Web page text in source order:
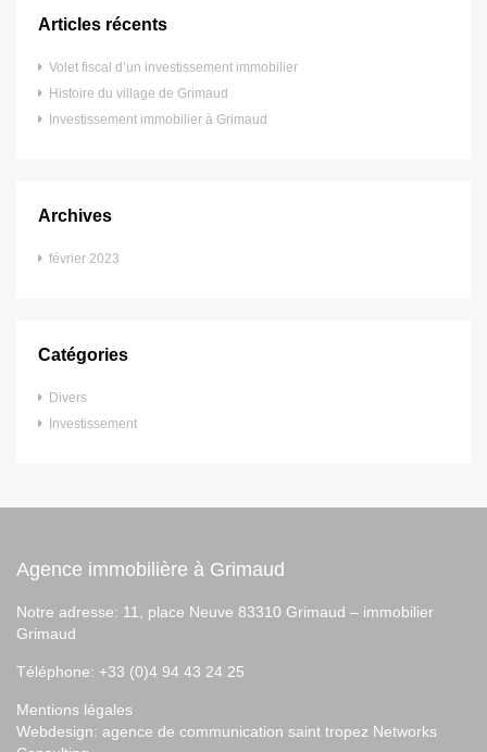
Articles récents
Volet fiscal d’un investissement immobilier
Histoire du village de Grimaud
Investissement immobilier à Grimaud
Archives
février 2023
Catégories
Divers
Investissement
Agence immobilière à Grimaud
Notre adresse: 11, place Neuve 83310 Grimaud – immobilier
Grimaud
Téléphone: +33 (0)4 94 43 24 25
Mentions légales
Webdesign: agence de communication saint tropez Networks